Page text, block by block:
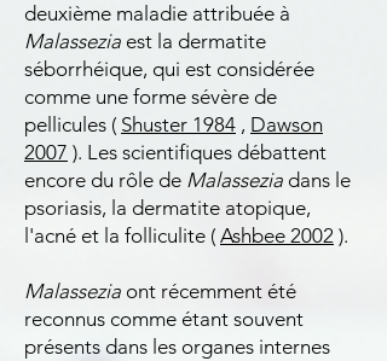
deuxième maladie attribuée à
Malassezia est la dermatite
séborrhéique, qui est considérée
comme une forme sévère de
pellicules ( Shuster 1984 , Dawson
2007 ). Les scientifiques débattent
encore du rôle de Malassezia dans le
psoriasis, la dermatite atopique,
l'acné et la folliculite ( Ashbee 2002 ).
Malassezia ont récemment été
reconnus comme étant souvent
présents dans les organes internes